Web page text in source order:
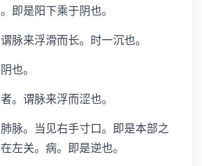
是阳下乘于阴也。
来浮滑而长。时一沉也。
也。
谓脉来浮而涩也。
。当见右手寸口。即是本部之
左关。病。即是逆也。